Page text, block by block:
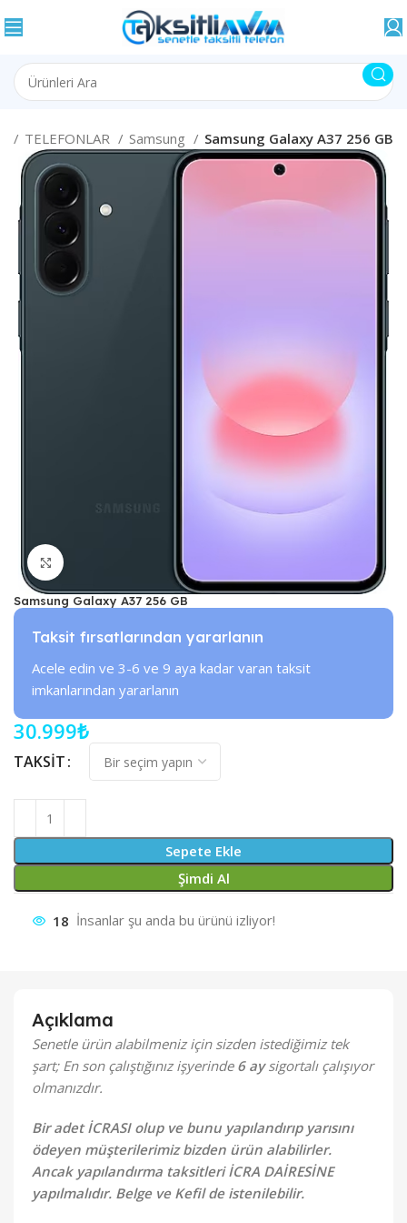
TELEFONLAR Samsung Samsung Galaxy A37 256 GB
Büyütmek için tıklayın
Samsung Galaxy A37 256 GB
Taksit fırsatlarından yararlanın
Acele edin ve 3-6 ve 9 aya kadar varan taksit
imkanlarından yararlanın
30.999₺
TAKSIT
Sepete Ekle
Şimdi Al
18 İnsanlar şu anda bu ürünü izliyor!
Açıklama
Senetle ürün alabilmeniz için sizden istediğimiz tek
şart; En son çalıştığınız işyerinde 6 aysigortalı çalışıyor
olmanızdır.
Bir adet İCRASI olup ve bunu yapılandırıp yarısını
ödeyen müşterilerimiz bizden ürün alabilirler.
Ancak yapılandırma taksitleri İCRA DAİRESİNE
yapılmalıdır. Belge ve Kefil de istenilebilir.